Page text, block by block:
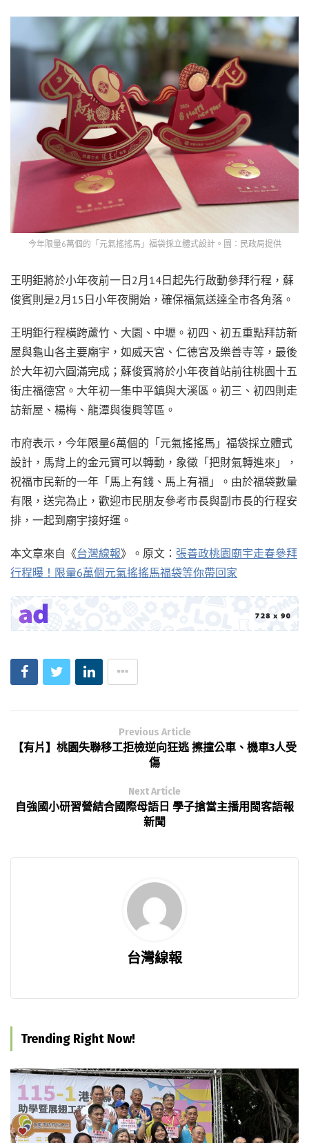
今年限量6萬個的「元氣搖搖馬」福袋採立體式設計。圖：民政局提供
王明鉅將於小年夜前一日2月14日起先行啟動參拜行程，蘇
俊賓則是2月15日小年夜開始，確保福氣送達全市各角落。
王明鉅行程橫跨蘆竹、大園、中壢。初四、初五重點拜訪新
屋與龜山各主要廟宇，如威天宮、仁德宮及樂善寺等，最後
於大年初六圓滿完成；蘇俊賓將於小年夜首站前往桃園十五
街庄福德宮。大年初一集中平鎮與大溪區。初三、初四則走
訪新屋、楊梅、龍潭與復興等區。
市府表示，今年限量6萬個的「元氣搖搖馬」福袋採立體式
設計，馬背上的金元寶可以轉動，象徵「把財氣轉進來」，
祝福市民新的一年「馬上有錢、馬上有福」。由於福袋數量
有限，送完為止，歡迎市民朋友參考市長與副市長的行程安
排，一起到廟宇接好運。
本文章來自《台灣線報》。原文： 張善政桃園廟宇走春參拜
行程曝！限量6萬個元氣搖搖馬福袋等你帶回家
Previous Article
【有片】桃園失聯移工拒檢逆向狂逃 擦撞公車、機車3人受
傷
Next Article
自強國小研習營結合國際母語日 學子搶當主播用閩客語報
新聞
台灣線報
Trending Right Now!